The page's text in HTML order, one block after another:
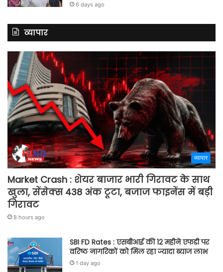
6 days ago
व्यापार
व्यापार
Market Crash : शेयर बाजार भारी गिरावट के साथ
खुला, सेंसेक्स 438 अंक टूटा, बजाज फाइनेंस में बड़ी
गिरावट
8 hours ago
SBI FD Rates : एसबीआई की 12 महीने एफडी पर
वरिष्ठ नागरिकों को मिल रहा ज्यादा ब्याज लाभ
1 day ago